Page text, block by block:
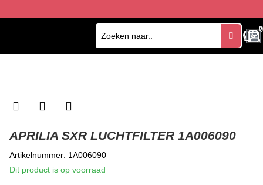
0
0
APRILIA SXR LUCHTFILTER 1A006090
Artikelnummer: 1A006090
Dit product is op voorraad